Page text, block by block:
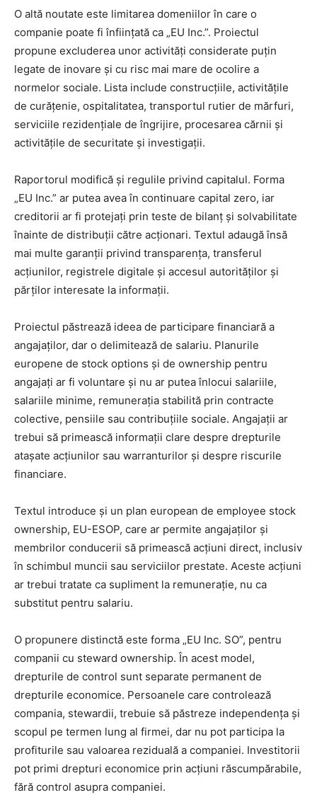
O altă noutate este limitarea domeniilor în care o
companie poate fi înființată ca „EU Inc.”. Proiectul
propune excluderea unor activități considerate puțin
legate de inovare și cu risc mai mare de ocolire a
normelor sociale. Lista include construcțiile, activitățile
de curățenie, ospitalitatea, transportul rutier de mărfuri,
serviciile rezidențiale de îngrijire, procesarea cărnii și
activitățile de securitate și investigații.
Raportorul modifică și regulile privind capitalul. Forma
„EU Inc.” ar putea avea în continuare capital zero, iar
creditorii ar fi protejați prin teste de bilanț și solvabilitate
înainte de distribuții către acționari. Textul adaugă însă
mai multe garanții privind transparența, transferul
acțiunilor, registrele digitale și accesul autorităților și
părților interesate la informații.
Proiectul păstrează ideea de participare financiară a
angajaților, dar o delimitează de salariu. Planurile
europene de stock options și de ownership pentru
angajați ar fi voluntare și nu ar putea înlocui salariile,
salariile minime, remunerația stabilită prin contracte
colective, pensiile sau contribuțiile sociale. Angajații ar
trebui să primească informații clare despre drepturile
atașate acțiunilor sau warranturilor și despre riscurile
financiare.
Textul introduce și un plan european de employee stock
ownership, EU-ESOP, care ar permite angajaților și
membrilor conducerii să primească acțiuni direct, inclusiv
în schimbul muncii sau serviciilor prestate. Aceste acțiuni
ar trebui tratate ca supliment la remunerație, nu ca
substitut pentru salariu.
O propunere distinctă este forma „EU Inc. SO”, pentru
companii cu steward ownership. În acest model,
drepturile de control sunt separate permanent de
drepturile economice. Persoanele care controlează
compania, stewardii, trebuie să păstreze independența și
scopul pe termen lung al firmei, dar nu pot participa la
profiturile sau valoarea reziduală a companiei. Investitorii
pot primi drepturi economice prin acțiuni răscumpărabile,
fără control asupra companiei.